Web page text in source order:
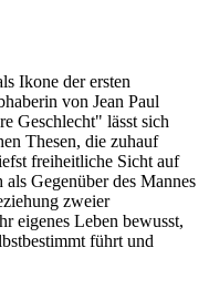
Ikone der ersten
von Jean Paul
Geschlecht" lässt sich
Thesen, die zuhauf
freiheitliche Sicht auf
Gegenüber des Mannes
zweier
eigenes Leben bewusst,
führt und